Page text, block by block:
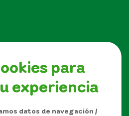
para
experiencia
datos de navegación /